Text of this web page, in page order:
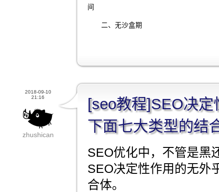
间
二、无沙盒期
2018-09-10
21:16
zhushican
[seo教程]SEO决
下面七大类型的结
SEO优化中，不管是黑
SEO决定性作用的无外
合体。